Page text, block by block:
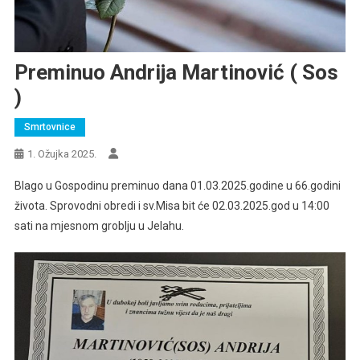
Preminuo Andrija Martinović ( Sos
)
Smrtovnice
1. Ožujka 2025.
Blago u Gospodinu preminuo dana 01.03.2025.godine u 66.godini
života. Sprovodni obredi i sv.Misa bit će 02.03.2025.god u 14:00
sati na mjesnom groblju u Jelahu.